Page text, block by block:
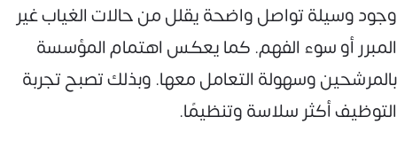
وجود وسيلة تواصل واضحة يقلل من حالات الغياب غير
المبرر أو سوء الفهم. كما يعكس اهتمام المؤسسة
بالمرشحين وسهولة التعامل معها. وبذلك تصبح تجربة
التوظيف أكثر سلاسة وتنظيمًا.